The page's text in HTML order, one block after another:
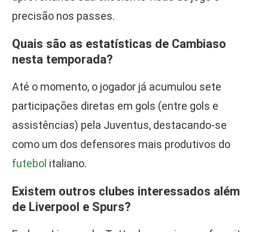
precisão nos passes.
Quais são as estatísticas de Cambiaso
nesta temporada?
Até o momento, o jogador já acumulou sete
participações diretas em gols (entre gols e
assistências) pela Juventus, destacando-se
como um dos defensores mais produtivos do
futebol italiano.
Existem outros clubes interessados além
de Liverpool e Spurs?